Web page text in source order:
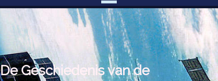
De Geschiedenis van de